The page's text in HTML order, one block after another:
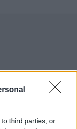
third parties, or